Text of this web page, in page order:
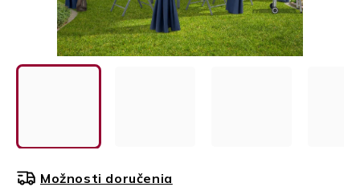
Možnosti doručenia